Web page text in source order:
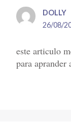
DOLLY
26/08/
este articulo
para